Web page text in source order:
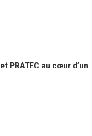
PRATEC au cœur d’un